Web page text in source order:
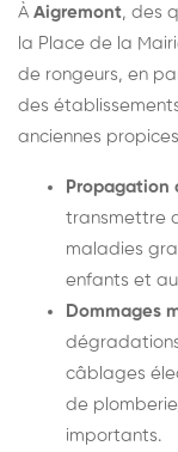
À Aigremont, des
la Place de la
de rongeurs, en
des
anciennes
Propagation
transmettre
maladies
enfants et
Dommages
câblages
de
importants.